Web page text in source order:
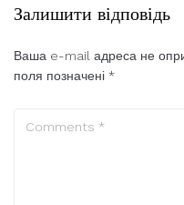
Залишити відповідь
Ваша e-mail адреса не
поля позначені *